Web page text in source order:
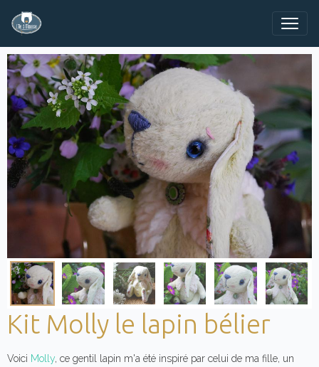
Kit Molly le lapin bélier
Voici Molly, ce gentil lapin m'a été inspiré par celui de ma fille, un